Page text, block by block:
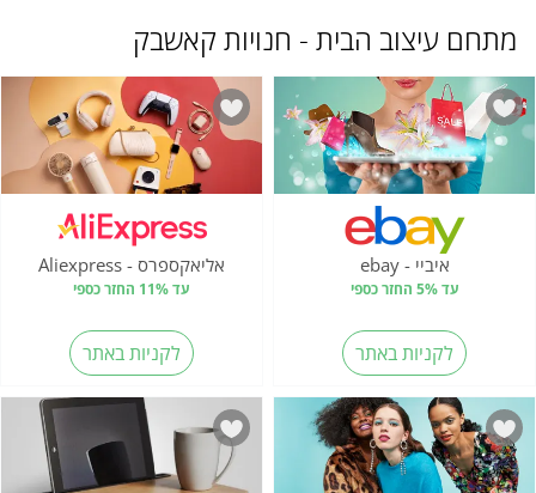
מתחם עיצוב הבית - חנויות קאשבק
איביי - ebay
עד 5% החזר כספי
לקניות באתר
אליאקספרס - Aliexpress
עד 11% החזר כספי
לקניות באתר